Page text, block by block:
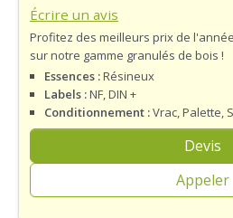
BLOG
ESPACE PRO
Écrire un avis
Profitez des meilleurs prix de l'année
sur notre gamme granulés de bois !
Essences :Résineux
Labels :NF, DIN +
Conditionnement :Vrac, Palette,
Devis
Appeler